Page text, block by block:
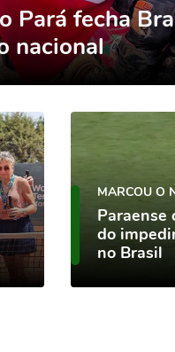
Pará fecha
nacional
MARCOU O
Paraense
do
no Brasil